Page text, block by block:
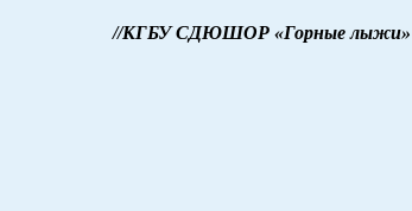
//КГБУ СДЮШОР «Горные лыжи»